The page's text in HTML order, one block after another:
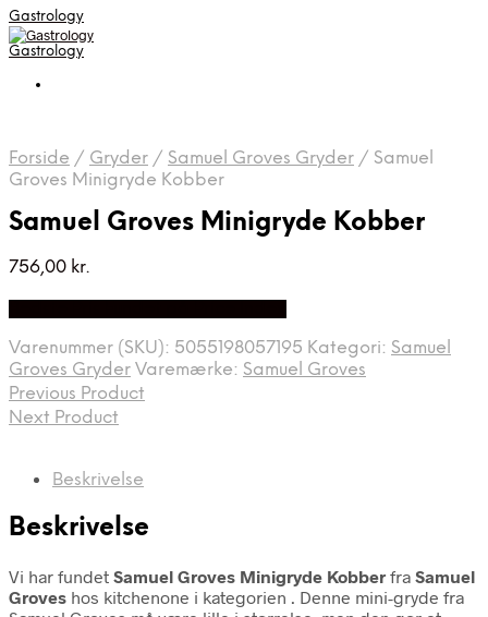
Gastrology
Gastrology
Forside / Gryder / Samuel Groves Gryder / Samuel
Groves Minigryde Kobber
Samuel Groves Minigryde Kobber
756,00 kr.
Varenummer (SKU): 5055198057195 Kategori: Samuel
Groves Gryder Varemærke: Samuel Groves
Previous Product
Next Product
Beskrivelse
Beskrivelse
Vi har fundet Samuel Groves Minigryde Kobber fra Samuel
Groves hos kitchenone i kategorien . Denne mini-gryde fra